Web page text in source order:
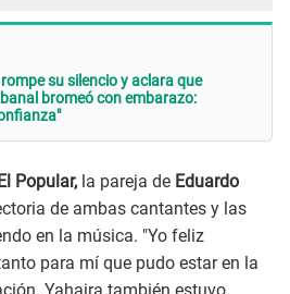
su silencio y aclara que
bromeó con embarazo:
Popular, la pareja de Eduardo
de ambas cantantes y las
en la música. "Yo feliz
para mí que pudo estar en la
Yahaira también estuvo